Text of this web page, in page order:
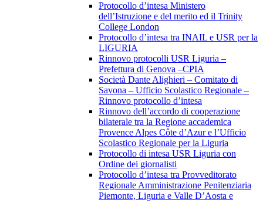
Protocollo d’intesa Ministero
dell’Istruzione e del merito ed il Trinity
College London
Protocollo d’intesa tra INAIL e USR per la
LIGURIA
Rinnovo protocolli USR Liguria –
Prefettura di Genova –CPIA
Società Dante Alighieri – Comitato di
Savona – Ufficio Scolastico Regionale –
Rinnovo protocollo d’intesa
Rinnovo dell’accordo di cooperazione
bilaterale tra la Regione accademica
Provence Alpes Côte d’Azur e l’Ufficio
Scolastico Regionale per la Liguria
Protocollo di intesa USR Liguria con
Ordine dei giornalisti
Protocollo d’intesa tra Provveditorato
Regionale Amministrazione Penitenziaria
Piemonte, Liguria e Valle D’Aosta e